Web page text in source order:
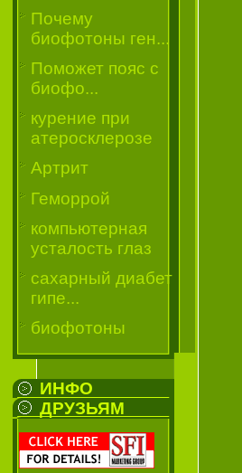
Почему
биофотоны ген...
Поможет пояс с
биофо...
курение при
атеросклерозе
Артрит
Геморрой
компьютерная
усталость глаз
сахарный диабет
гипе...
биофотоны
ИНФО
ДРУЗЬЯМ